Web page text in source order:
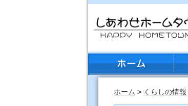
ホーム > くらしの情報